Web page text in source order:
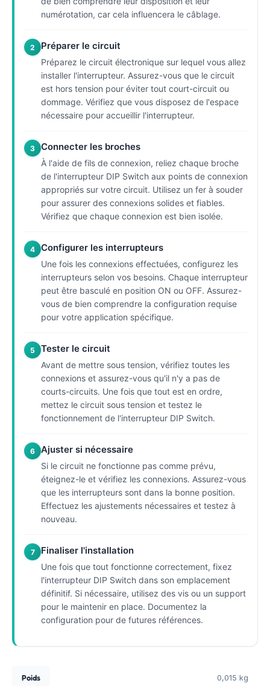
numérotation, car cela influencera le câblage.
2 Préparer le circuit
Préparez le circuit électronique sur lequel vous allez
installer l'interrupteur. Assurez-vous que le circuit
est hors tension pour éviter tout court-circuit ou
dommage. Vérifiez que vous disposez de l'espace
nécessaire pour accueillir l'interrupteur.
3 Connecter les broches
À l'aide de fils de connexion, reliez chaque broche
de l'interrupteur DIP Switch aux points de connexion
appropriés sur votre circuit. Utilisez un fer à souder
pour assurer des connexions solides et fiables.
Vérifiez que chaque connexion est bien isolée.
4 Configurer les interrupteurs
Une fois les connexions effectuées, configurez les
interrupteurs selon vos besoins. Chaque interrupteur
peut être basculé en position ON ou OFF. Assurez-
vous de bien comprendre la configuration requise
pour votre application spécifique.
5 Tester le circuit
Avant de mettre sous tension, vérifiez toutes les
connexions et assurez-vous qu'il n'y a pas de
courts-circuits. Une fois que tout est en ordre,
mettez le circuit sous tension et testez le
fonctionnement de l'interrupteur DIP Switch.
6 Ajuster si nécessaire
Si le circuit ne fonctionne pas comme prévu,
éteignez-le et vérifiez les connexions. Assurez-vous
que les interrupteurs sont dans la bonne position.
Effectuez les ajustements nécessaires et testez à
nouveau.
7 Finaliser l'installation
Une fois que tout fonctionne correctement, fixez
l'interrupteur DIP Switch dans son emplacement
définitif. Si nécessaire, utilisez des vis ou un support
pour le maintenir en place. Documentez la
configuration pour de futures références.
Poids 0,015 kg